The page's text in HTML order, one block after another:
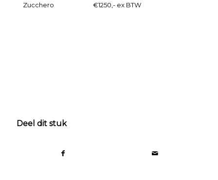
Zucchero €1250,- ex BTW
Deel dit stuk